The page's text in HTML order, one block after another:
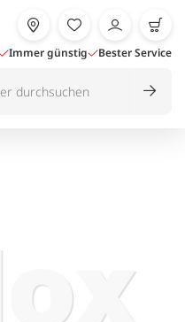
Immer günstig Bester Service